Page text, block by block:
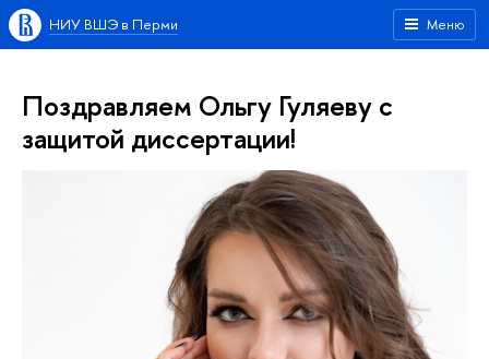
Меню
НИУ ВШЭ в Перми
Поздравляем Ольгу Гуляеву с
защитой диссертации!